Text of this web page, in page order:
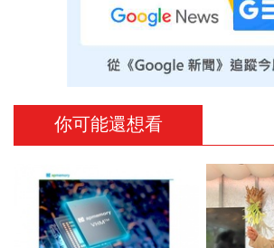
你可能還想看